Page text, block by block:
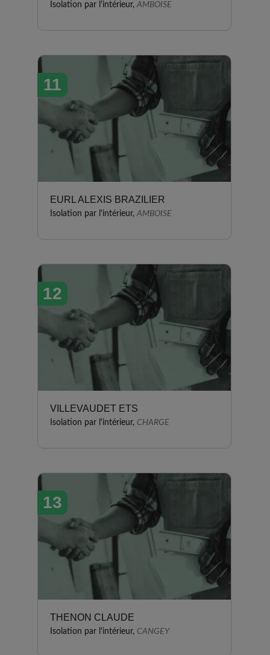
Isolation par l'intérieur, AMBOISE
11
EURL ALEXIS BRAZILIER
Isolation par l'intérieur, AMBOISE
12
VILLEVAUDET ETS
Isolation par l'intérieur, CHARGE
13
THENON CLAUDE
Isolation par l'intérieur, CANGEY